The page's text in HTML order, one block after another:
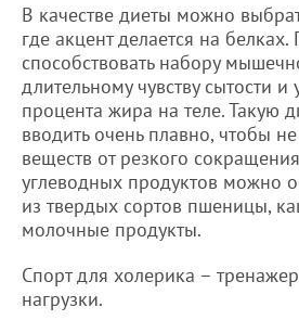
В качестве диеты можно
где акцент делается на
способствовать набору
длительному чувству сытости
процента жира на теле. Такую
вводить очень плавно, чтобы
веществ от резкого
углеводных продуктов можно
из твердых сортов пшеницы,
молочные продукты.
Спорт для холерика –
нагрузки.